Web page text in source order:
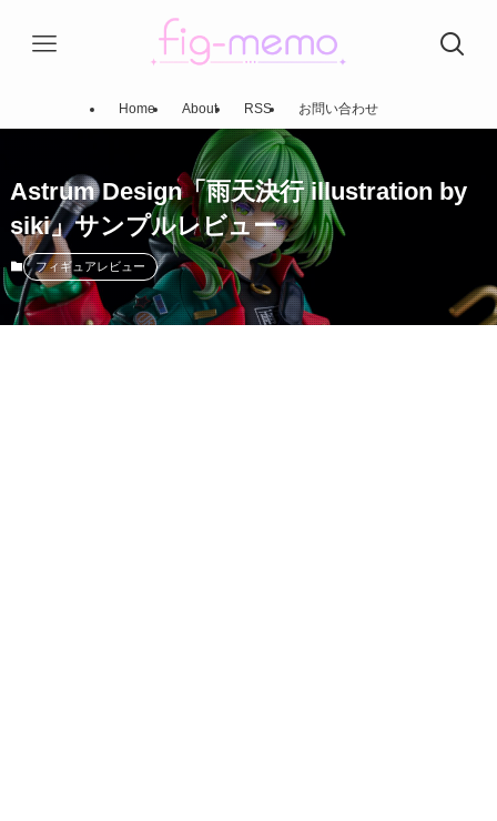
Home About RSS お問い合わせ
Astrum Design「雨天決行 illustration by
siki」サンプルレビュー
フィギュアレビュー